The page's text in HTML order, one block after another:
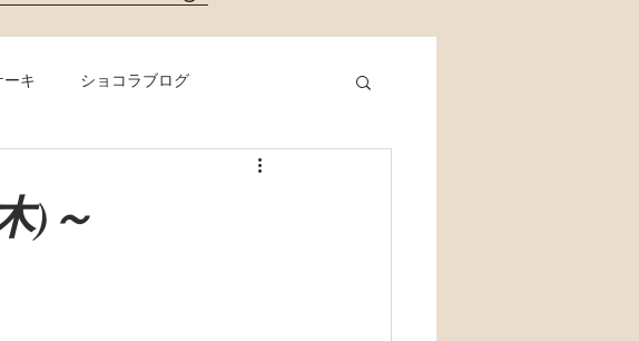
ーキ ショコラブログ
)～